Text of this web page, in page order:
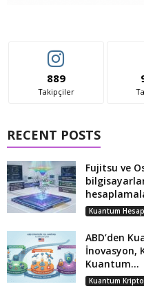
889
Takipçiler
RECENT POSTS
Fujitsu ve
Kuantum
ABD’den
İnovasyon,
Kuantum...
Kuantum